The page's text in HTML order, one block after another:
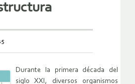
Durante la primera década del
siglo XXI, diversos organismos